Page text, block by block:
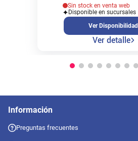
Sin stock en venta web
Disponible en sucursales
Ver Disponibilidad
Ver detalle
Información
Preguntas frecuentes